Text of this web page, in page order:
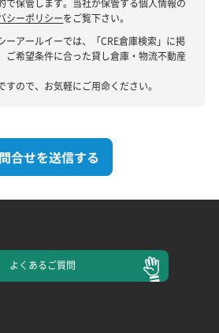
で保管します。当社が保管する個人情報の
シーポリシーをご覧下さい。
ーアールイーでは、「CRE倉庫検索」に掲
ご希望条件に合った貸し倉庫・物流不動産
ので、お気軽にご用命ください。
合せを送信する
よくあるご質問